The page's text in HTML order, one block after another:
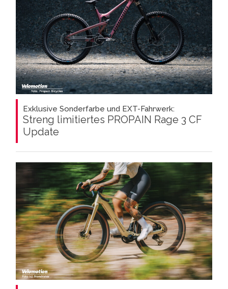
Exklusive Sonderfarbe und EXT-Fahrwerk:
Streng limitiertes PROPAIN Rage 3 CF
Update